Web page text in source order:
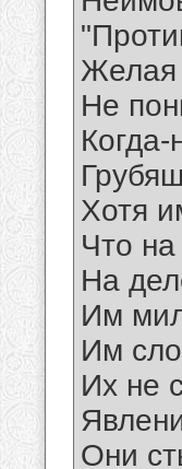
Желая
Не
Когда-
Хотя
Что
На
Им
Им
Их не
Они